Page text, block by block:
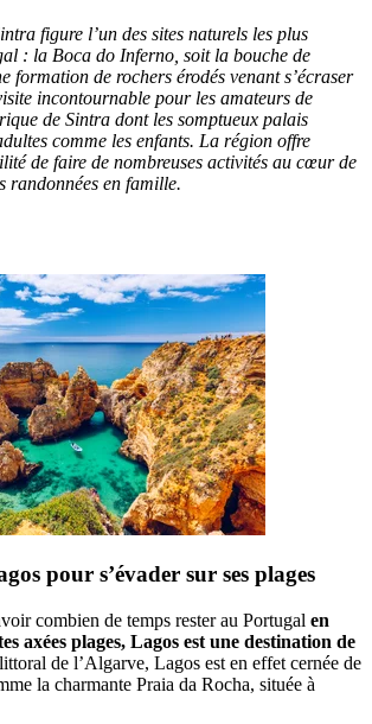
figure l’un des sites naturels les plus
: la Boca do Inferno, soit la bouche de
formation de rochers érodés venant s’écraser
incontournable pour les amateurs de
de Sintra dont les somptueux palais
comme les enfants. La région offre
de faire de nombreuses activités au cœur de
randonnées en famille.
pour s’évader sur ses plages
combien de temps rester au Portugal en
axées plages, Lagos est une destination de
de l’Algarve, Lagos est en effet cernée de
la charmante Praia da Rocha, située à